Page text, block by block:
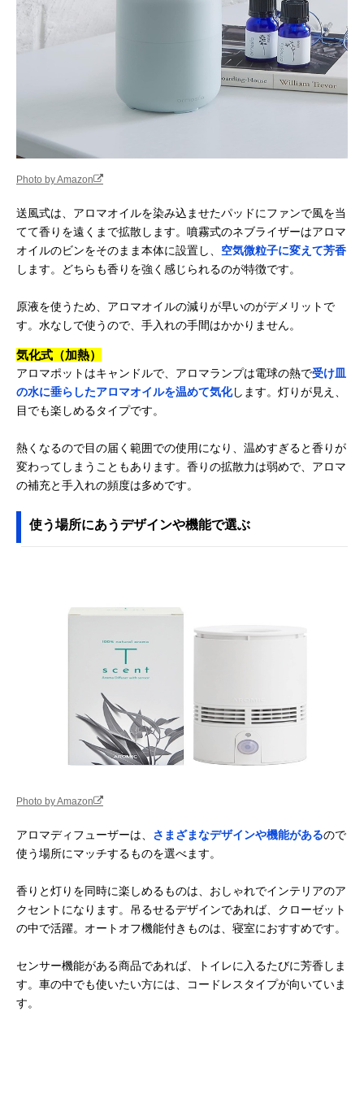
Photo by Amazon
送風式は、アロマオイルを染み込ませたパッドにファンで風を当
てて香りを遠くまで拡散します。噴霧式のネブライザーはアロマ
オイルのビンをそのまま本体に設置し、 空気微粒子に変えて芳香
します。どちらも香りを強く感じられるのが特徴です。
原液を使うため、アロマオイルの減りが早いのがデメリットで
す。水なしで使うので、手入れの手間はかかりません。
気化式（加熱）
アロマポットはキャンドルで、アロマランプは電球の熱で受け皿
の水に垂らしたアロマオイルを温めて気化します。灯りが見え、
目でも楽しめるタイプです。
熱くなるので目の届く範囲での使用になり、温めすぎると香りが
変わってしまうこともあります。香りの拡散力は弱めで、アロマ
の補充と手入れの頻度は多めです。
使う場所にあうデザインや機能で選ぶ
Photo by Amazon
アロマディフューザーは、 さまざまなデザインや機能があるので
使う場所にマッチするものを選べます。
香りと灯りを同時に楽しめるものは、おしゃれでインテリアのア
クセントになります。吊るせるデザインであれば、クローゼット
の中で活躍。オートオフ機能付きものは、寝室におすすめです。
センサー機能がある商品であれば、トイレに入るたびに芳香しま
す。車の中でも使いたい方には、コードレスタイプが向いていま
す。